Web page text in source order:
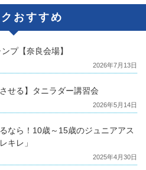
おすすめ
プ【奈良会場】
2026年7月13日
せる】タニラダー講習会
2026年5月14日
なら！10歳～15歳のジュニアアス
キレ」
2025年4月30日